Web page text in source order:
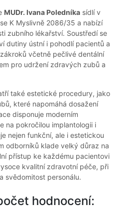
MUDr. Ivana Poledníka sídlí v
K Myslivně 2086/35 a nabízí
zubního lékařství. Soustředí se
dutiny ústní i pohodlí pacientů a
včetně pečlivé dentální
pro udržení zdravých zubů a
také estetické procedury, jako
které napomáhá dosažení
disponuje moderním
na pokročilou implantologii i
nejen funkční, ale i estetickou
odborníků klade velký důraz na
přístup ke každému pacientovi
kvalitní zdravotní péče, při
svědomitost personálu.
hodnocení: